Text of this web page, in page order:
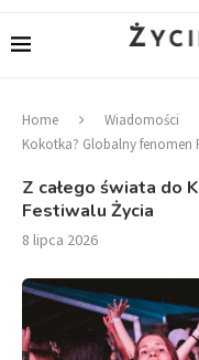
Home Wiadomości
Kokotka? Globalny fenomen
Z całego świata do
Festiwalu Życia
8 lipca 2026